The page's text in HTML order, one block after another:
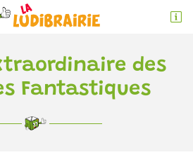

des
Fantastiques